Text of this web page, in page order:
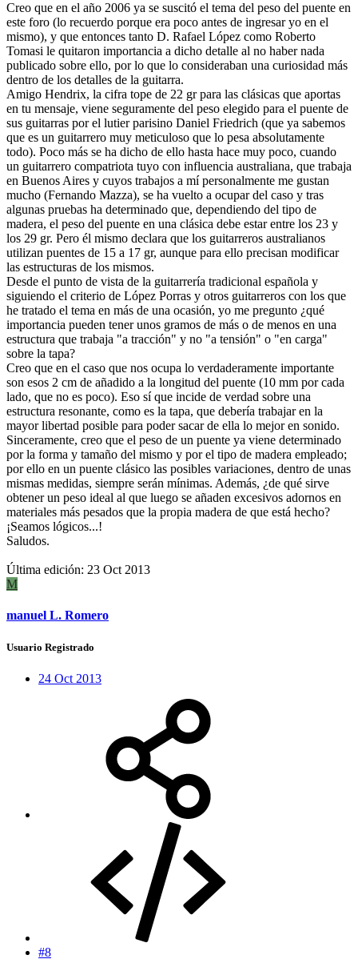
Creo que en el año 2006 ya se suscitó el tema del peso del puente en
este foro (lo recuerdo porque era poco antes de ingresar yo en el
mismo), y que entonces tanto D. Rafael López como Roberto
Tomasi le quitaron importancia a dicho detalle al no haber nada
publicado sobre ello, por lo que lo consideraban una curiosidad más
dentro de los detalles de la guitarra.
Amigo Hendrix, la cifra tope de 22 gr para las clásicas que aportas
en tu mensaje, viene seguramente del peso elegido para el puente de
sus guitarras por el lutier parisino Daniel Friedrich (que ya sabemos
que es un guitarrero muy meticuloso que lo pesa absolutamente
todo). Poco más se ha dicho de ello hasta hace muy poco, cuando
un guitarrero compatriota tuyo con influencia australiana, que trabaja
en Buenos Aires y cuyos trabajos a mí personalmente me gustan
mucho (Fernando Mazza), se ha vuelto a ocupar del caso y tras
algunas pruebas ha determinado que, dependiendo del tipo de
madera, el peso del puente en una clásica debe estar entre los 23 y
los 29 gr. Pero él mismo declara que los guitarreros australianos
utilizan puentes de 15 a 17 gr, aunque para ello precisan modificar
las estructuras de los mismos.
Desde el punto de vista de la guitarrería tradicional española y
siguiendo el criterio de López Porras y otros guitarreros con los que
he tratado el tema en más de una ocasión, yo me pregunto ¿qué
importancia pueden tener unos gramos de más o de menos en una
estructura que trabaja "a tracción" y no "a tensión" o "en carga"
sobre la tapa?
Creo que en el caso que nos ocupa lo verdaderamente importante
son esos 2 cm de añadido a la longitud del puente (10 mm por cada
lado, que no es poco). Eso sí que incide de verdad sobre una
estructura resonante, como es la tapa, que debería trabajar en la
mayor libertad posible para poder sacar de ella lo mejor en sonido.
Sinceramente, creo que el peso de un puente ya viene determinado
por la forma y tamaño del mismo y por el tipo de madera empleado;
por ello en un puente clásico las posibles variaciones, dentro de unas
mismas medidas, siempre serán mínimas. Además, ¿de qué sirve
obtener un peso ideal al que luego se añaden excesivos adornos en
materiales más pesados que la propia madera de que está hecho?
¡Seamos lógicos...!
Saludos.
Última edición: 23 Oct 2013
M
manuel L. Romero
Usuario Registrado
24 Oct 2013
#8